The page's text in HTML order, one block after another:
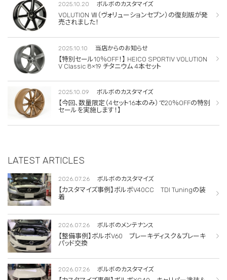
2025.10.20 ボルボのカスタマイズ
VOLUTION Ⅶ（ヴォリューションセブン）の復刻版が発
売されました！
2025.10.10 当店からのお知らせ
【特別セール10％OFF！】 HEICO SPORTIV VOLUTION
V Classic 8×19 チタニウム 4本セット
2025.10.09 ボルボのカスタマイズ
【今回、数量限定（4セット16本のみ）で20％OFFの特別
セールを実施します！】
LATEST ARTICLES
2026.07.26 ボルボのカスタマイズ
【カスタマイズ事例】ボルボV40CC TDI Tuningの装
着
2026.07.26 ボルボのメンテナンス
【整備事例】ボルボV60 ブレーキディスク＆ブレーキ
パッド交換
2026.07.26 ボルボのカスタマイズ